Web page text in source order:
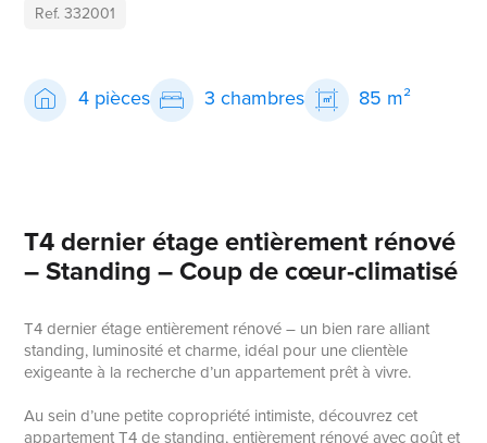
Ref. 332001
4 pièces 3 chambres 85 m²
T4 dernier étage entièrement rénové
– Standing – Coup de cœur-climatisé
T4 dernier étage entièrement rénové – un bien rare alliant
standing, luminosité et charme, idéal pour une clientèle
exigeante à la recherche d’un appartement prêt à vivre.
Au sein d’une petite copropriété intimiste, découvrez cet
appartement T4 de standing, entièrement rénové avec goût et